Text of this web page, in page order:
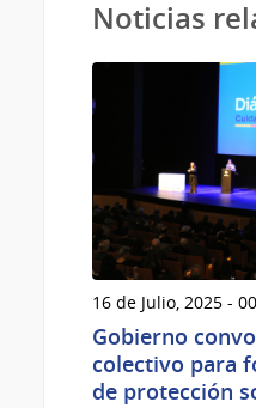
Noticias
16 de Julio, 2025 -
Gobierno
colectivo para
de protección